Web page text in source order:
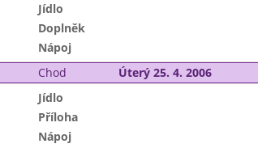
Jídlo
Doplněk
Nápoj
Chod Úterý 25. 4. 2006
Jídlo
Příloha
Nápoj